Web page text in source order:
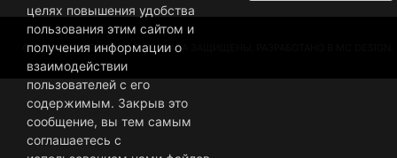
© 2019 BUSINESSMAN. ВСЕ ПРАВА ЗАЩИЩЕНЫ. РАЗРАБОТАНО В MC DESIGN.
целях повышения удобства
пользования этим сайтом и
получения информации о
взаимодействии
пользователей с его
содержимым. Закрыв это
сообщение, вы тем самым
соглашаетесь с